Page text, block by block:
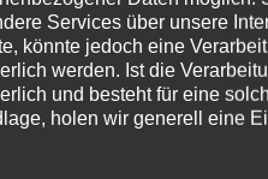
Services über unsere
könnte jedoch eine
werden. Ist die
und besteht für eine
holen wir generell eine